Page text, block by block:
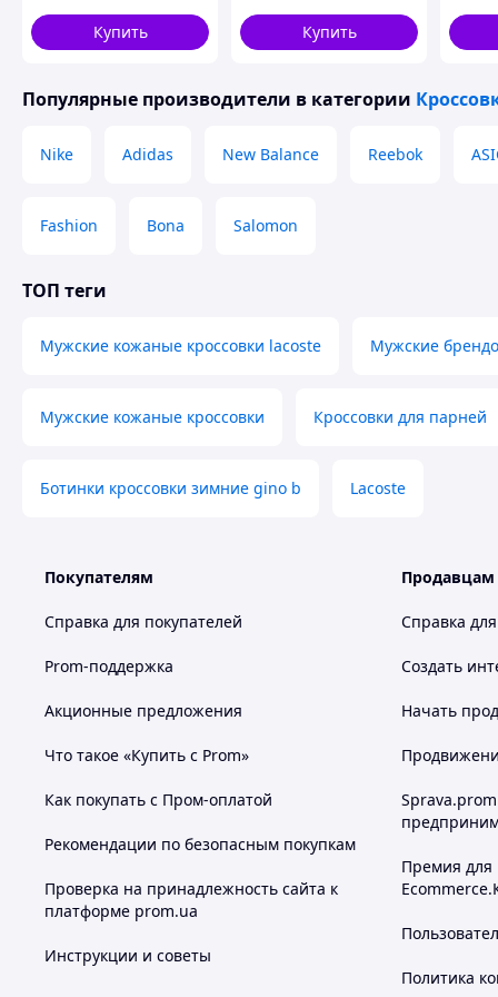
Купить Купить
Популярные производители в категории
Nike Adidas New Balance Reebok
Fashion Bona Salomon
ТОП теги
Мужские кожаные кроссовки lacoste Мужские
Мужские кожаные кроссовки Кроссовки для парней
Ботинки кроссовки зимние gino b Lacoste
Покупателям
Справка для покупателей
Prom-поддержка
Акционные предложения
Что такое «Купить с Prom»
Как покупать с Пром-оплатой
Рекомендации по безопасным покупкам
Проверка на принадлежность сайта к
платформе prom.ua
Инструкции и советы
Продавцам
Справка
Создать
Начать
Премия для
Политика